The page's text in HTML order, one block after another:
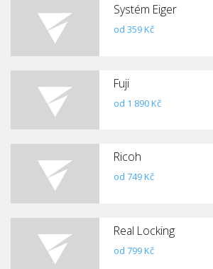
Systém Eiger
od 359 Kč
Fuji
od 1 890 Kč
Ricoh
od 749 Kč
Real Locking
od 799 Kč